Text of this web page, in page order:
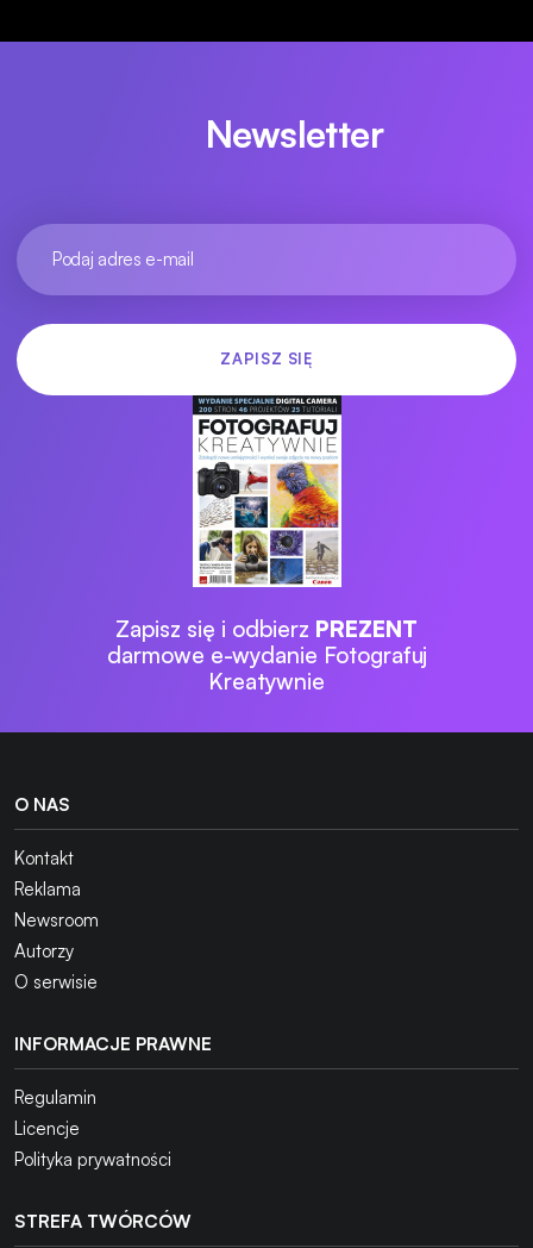
Newsletter
Zapisz się i odbierz PREZENT
darmowe e-wydanie Fotografuj
Kreatywnie
O NAS
Kontakt
Reklama
Newsroom
Autorzy
O serwisie
INFORMACJE PRAWNE
Regulamin
Licencje
Polityka prywatności
STREFA TWÓRCÓW